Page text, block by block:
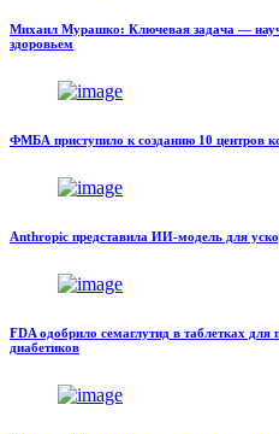
Михаил Мурашко: Ключевая задача —
здоровьем
ФМБА приступило к созданию 10 центров
Anthropic представила ИИ-модель для
FDA одобрило семаглутид в таблетках
диабетиков